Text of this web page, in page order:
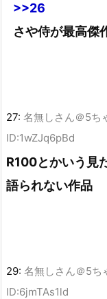
>>26
さや侍が最高傑
27: 名無しさん＠5ち
ID:1wZJq6pBd
R100とかいう見
語られない作品
29: 名無しさん＠5ち
ID:6jmTAs1ld